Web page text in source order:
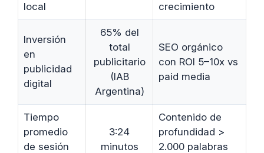
local
crecimiento
Inversión
en
publicidad
digital
65% del
total
publicitario
(IAB
Argentina)
SEO orgánico
con ROI 5–10x vs
paid media
Tiempo
promedio
de sesión
3:24
minutos
Contenido de
profundidad >
2.000 palabras